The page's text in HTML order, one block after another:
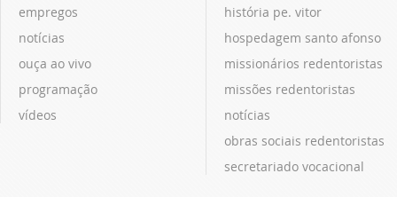
empregos
notícias
ouça ao vivo
programação
vídeos
história pe. vitor
hospedagem santo afonso
missionários redentoristas
missões redentoristas
notícias
obras sociais redentoristas
secretariado vocacional